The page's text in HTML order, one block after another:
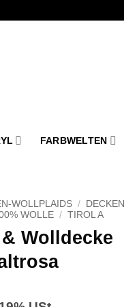
FARBWELTEN
WOLLPLAIDS /
DECKEN
WOLLE / TIROL A
Wolldecke